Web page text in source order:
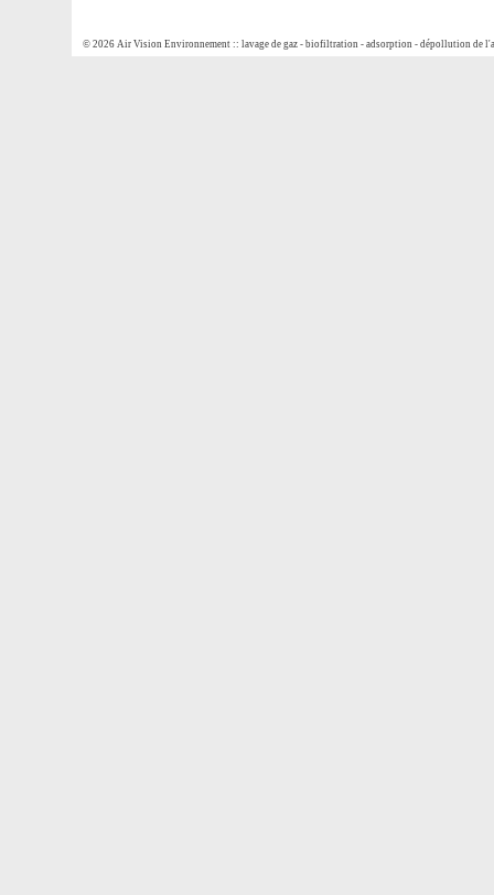
© 2026 Air Vision Environnement :: lavage de gaz - biofiltration - adsorption - dépollution de